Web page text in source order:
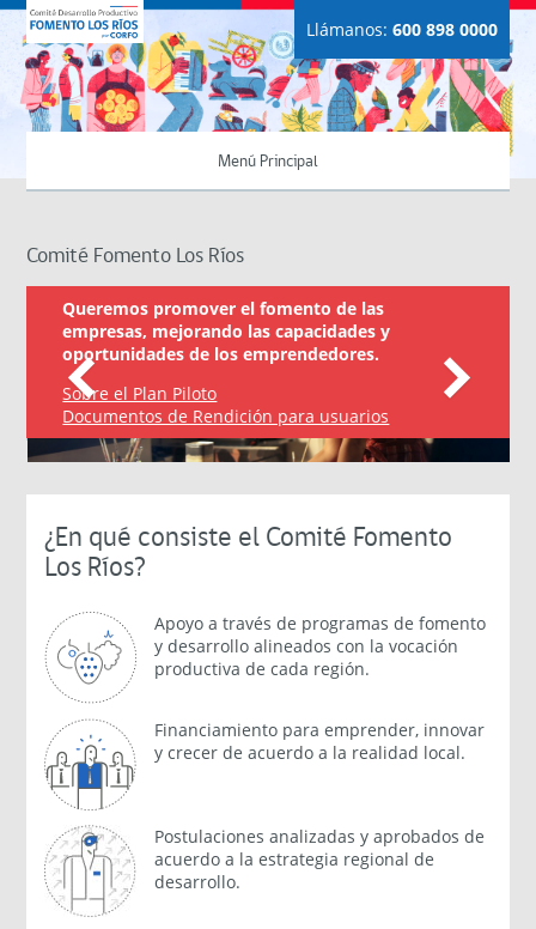
Llámanos: 600 898 0000
Menú Principal
Comité Fomento Los Ríos
Queremos promover el fomento de las
empresas, mejorando las capacidades y
oportunidades de los emprendedores.
Sobre el Plan Piloto
Documentos de Rendición para usuarios
¿En qué consiste el Comité Fomento
Los Ríos?
Apoyo a través de programas de fomento
y desarrollo alineados con la vocación
productiva de cada región.
Financiamiento para emprender, innovar
y crecer de acuerdo a la realidad local.
Postulaciones analizadas y aprobados de
acuerdo a la estrategia regional de
desarrollo.